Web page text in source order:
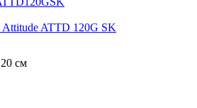
Attitude ATTD 120G SK
см